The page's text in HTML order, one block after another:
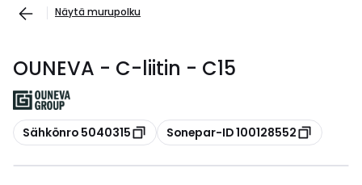
Näytä murupolku
OUNEVA - C-liitin - C15
Kopioi
Sähkönro 5040315 Kopioi
Sonepar-ID 100128552